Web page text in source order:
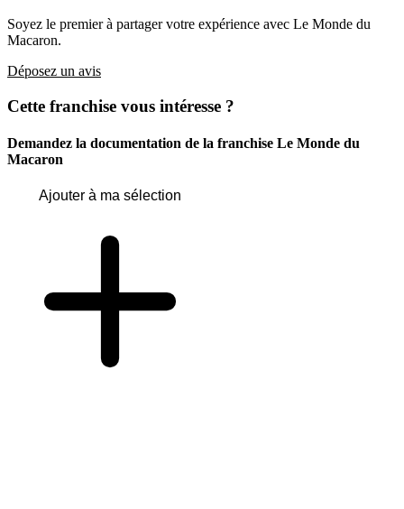
Soyez le premier à partager votre expérience avec Le Monde du
Macaron.
Déposez un avis
Cette franchise vous intéresse ?
Demandez la documentation de la franchise Le Monde du
Macaron
Ajouter à ma sélection